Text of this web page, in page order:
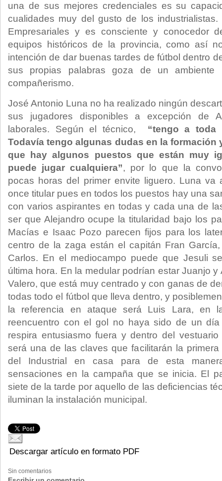
una de sus mejores credenciales es su
cualidades muy del gusto de los
Empresariales y es consciente y conocedor
equipos históricos de la provincia, como así
intención de dar buenas tardes de fútbol dentro
sus propias palabras goza de un ambiente
compañerismo.
José Antonio Luna no ha realizado ningún
sus jugadores disponibles a excepción de
laborales. Según el técnico, “tengo a toda
Todavía tengo algunas dudas en la formación
que hay algunos puestos que están muy
puede jugar cualquiera”, por lo que la
pocas horas del primer envite liguero. Luna va
once titular pues en todos los puestos hay una
con varios aspirantes en todas y cada una de
ser que Alejandro ocupe la titularidad bajo los
Macías e Isaac Pozo parecen fijos para los
centro de la zaga están el capitán Fran
Carlos. En el mediocampo puede que Jesuli
última hora. En la medular podrían estar Juanjo
Valero, que está muy centrado y con ganas de
todas todo el fútbol que lleva dentro, y
la referencia en ataque será Luis Lara, en
reencuentro con el gol no haya sido de un
respira entusiasmo fuera y dentro del
será una de las claves que facilitarán la
del Industrial en casa para de esta
sensaciones en la campaña que se inicia. El
siete de la tarde por aquello de las deficiencias
iluminan la instalación municipal.
Descargar artículo en formato PDF
Sin comentarios